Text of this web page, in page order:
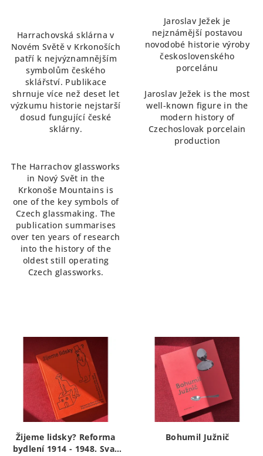
Harrachovská sklárna v
Novém Světě v Krkonoších
patří k nejvýznamnějším
symbolům českého
sklářství. Publikace
shrnuje více než deset let
výzkumu historie nejstarší
dosud fungující české
sklárny.
The Harrachov glassworks
in Nový Svět in the
Krkonoše Mountains is
one of the key symbols of
Czech glassmaking. The
publication summarises
over ten years of research
into the history of the
oldest still operating
Czech glassworks.
Jaroslav Ježek je
nejznámější postavou
novodobé historie výroby
československého
porcelánu
Jaroslav Ježek is the most
well-known figure in the
modern history of
Czechoslovak porcelain
production
Žijeme lidsky? Reforma
bydlení 1914 - 1948. Svaz
Bohumil Južnič